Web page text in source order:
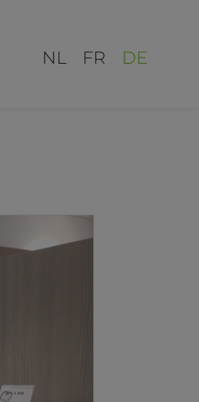
NL FR DE